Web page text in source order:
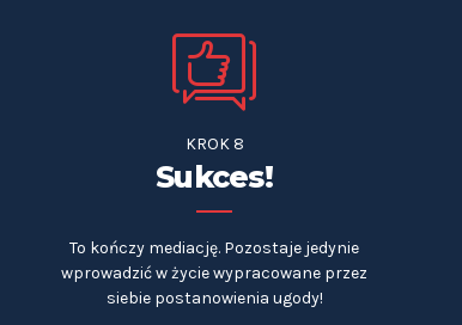
KROK 8
Sukces!
To kończy mediację. Pozostaje jedynie
wprowadzić w życie wypracowane przez
siebie postanowienia ugody!